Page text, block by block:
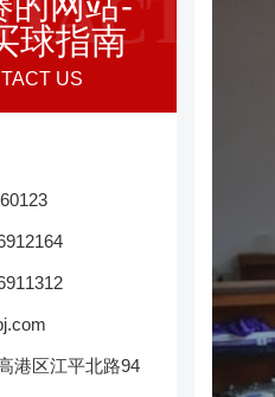
球指南
US
港区江平北路94